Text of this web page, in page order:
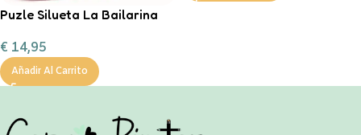
Puzle Silueta La Bailarina
€ 14,95
Añadir Al Carrito